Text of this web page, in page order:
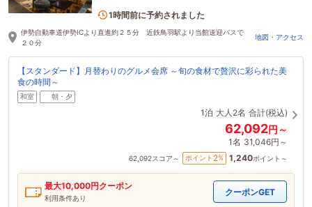
8名がこの宿を見ています
1時間前に予約されました
伊勢自動車道伊勢ICより直進約２５分 近鉄鳥羽駅より当館送迎バスで
２０分
地図・アクセス
【スタンダード】月替わりのグルメ会席 ～旬の食材で贅沢に彩られた美
食の時間～
和室 朝・夕
1泊 大人2名 合計(税込)
62,092円～
1名 31,046円～
62,092スコア～ ポイント 2% 1,240ポイント～
最大10,000円クーポン
利用条件あり
クーポンGET